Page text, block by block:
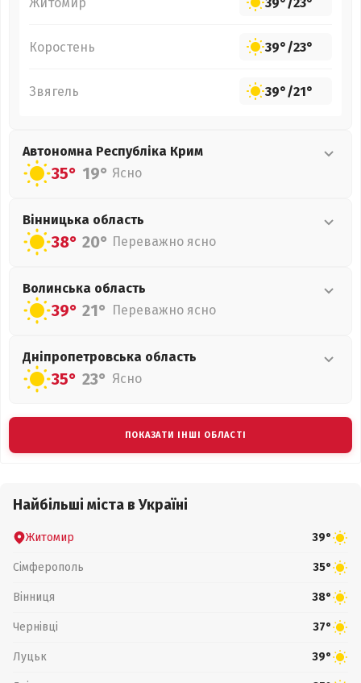
Коростень 39°/23°
Звягель 39°/21°
Автономна Республіка Крим
35° 19° Ясно
Вінницька область
38° 20° Переважно ясно
Волинська область
39° 21° Переважно ясно
Дніпропетровська область
35° 23° Ясно
ПОКАЗАТИ ІНШІ ОБЛАСТІ
Найбільші міста в Україні
Житомир 39°
Сімферополь 35°
Вінниця 38°
Чернівці 37°
Луцьк 39°